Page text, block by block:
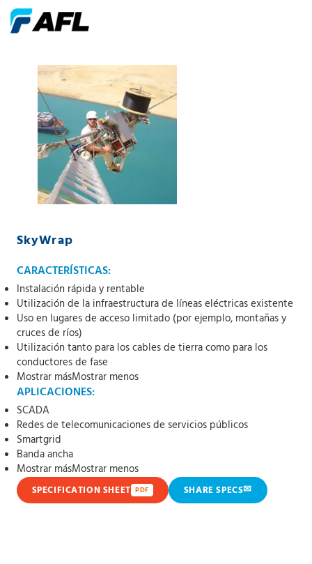
SkyWrap
CARACTERÍSTICAS:
Instalación rápida y rentable
Utilización de la infraestructura de líneas eléctricas existente
Uso en lugares de acceso limitado (por ejemplo, montañas y
cruces de ríos)
Utilización tanto para los cables de tierra como para los
conductores de fase
Mostrar másMostrar menos
APLICACIONES:
SCADA
Redes de telecomunicaciones de servicios públicos
Smartgrid
Banda ancha
Mostrar másMostrar menos
SPECIFICATION SHEET PDF SHARE SPECS✉